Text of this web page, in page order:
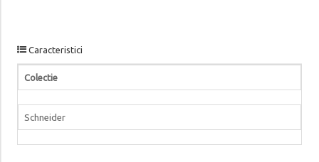
Caracteristici
Colectie
Schneider